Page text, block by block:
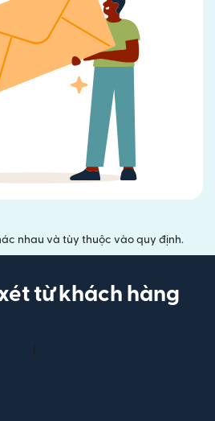
nhau và tùy thuộc vào quy định.
từ khách hàng